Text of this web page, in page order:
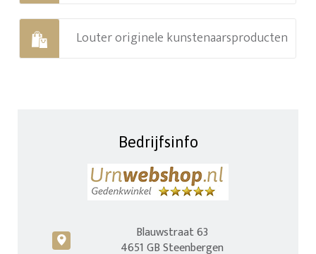
Louter originele kunstenaarsproducten
Bedrijfsinfo
c
Blauwstraat 63
4651 GB Steenbergen